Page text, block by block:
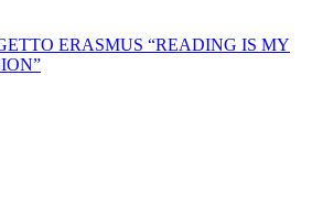
ERASMUS “READING IS MY